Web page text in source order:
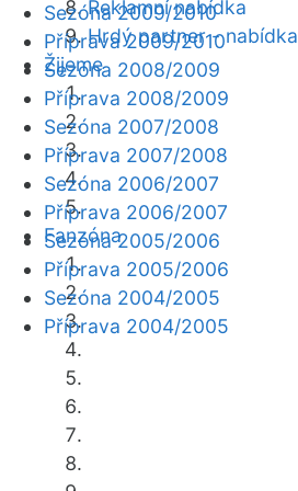
Reklamní nabídka
Hrdý partner - nabídka
Žijeme
Fanzóna
Sezóna 2009/2010
Příprava 2009/2010
Sezóna 2008/2009
Příprava 2008/2009
Sezóna 2007/2008
Příprava 2007/2008
Sezóna 2006/2007
Příprava 2006/2007
Sezóna 2005/2006
Příprava 2005/2006
Sezóna 2004/2005
Příprava 2004/2005